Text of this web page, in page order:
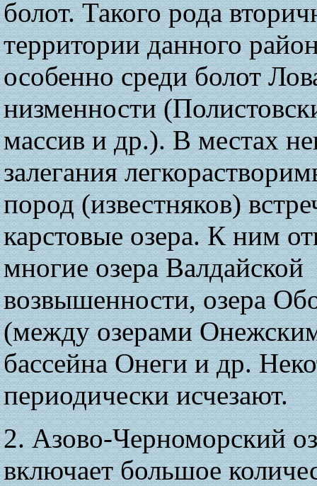
болот. Такого рода
территории данного
особенно среди болот
низменности
массив и др.). В местах
залегания
пород (известняков)
карстовые озера. К ним
многие озера Валдайской
возвышенности, озера
(между озерами
бассейна Онеги и др.
периодически исчезают.
2. Азово-Черноморский
включает большое